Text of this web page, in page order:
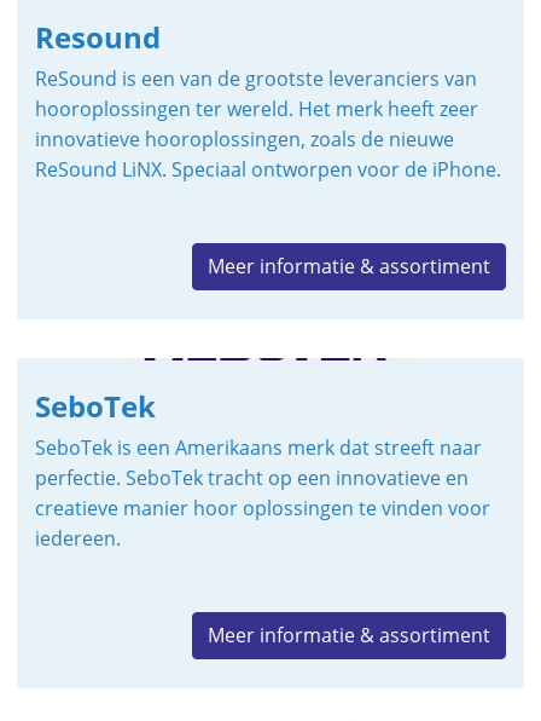
Resound
ReSound is een van de grootste leveranciers van
hooroplossingen ter wereld. Het merk heeft zeer
innovatieve hooroplossingen, zoals de nieuwe
ReSound LiNX. Speciaal ontworpen voor de iPhone.
Meer informatie & assortiment
SeboTek
SeboTek is een Amerikaans merk dat streeft naar
perfectie. SeboTek tracht op een innovatieve en
creatieve manier hoor oplossingen te vinden voor
iedereen.
Meer informatie & assortiment